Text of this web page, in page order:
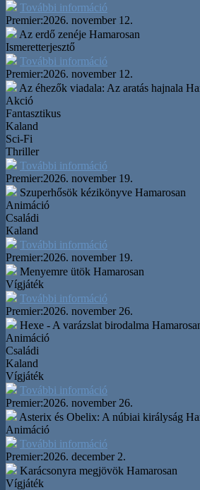
További információ
Premier:2026. november 12.
Az erdő zenéje Hamarosan
Ismeretterjesztő
További információ
Premier:2026. november 12.
Az éhezők viadala: Az aratás hajnala
Akció
Fantasztikus
Kaland
Sci-Fi
Thriller
További információ
Premier:2026. november 19.
Szuperhősök kézikönyve Hamarosan
Animáció
Családi
Kaland
További információ
Premier:2026. november 19.
Menyemre ütök Hamarosan
Vígjáték
További információ
Premier:2026. november 26.
Hexe - A varázslat birodalma
Animáció
Családi
Kaland
Vígjáték
További információ
Premier:2026. november 26.
Asterix és Obelix: A núbiai királyság
Animáció
További információ
Premier:2026. december 2.
Karácsonyra megjövök Hamarosan
Vígjáték